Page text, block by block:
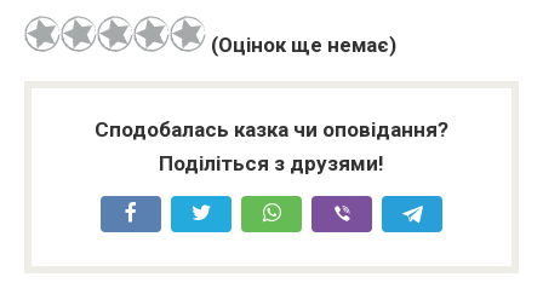
(Оцінок ще немає)
Сподобалась казка чи оповідання?
Поділіться з друзями!